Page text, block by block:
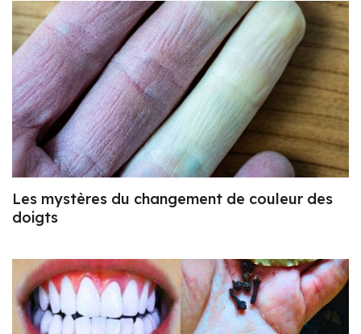
Les mystères du changement de couleur des
doigts